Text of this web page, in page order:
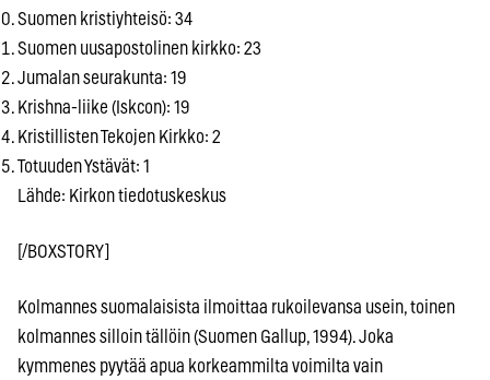
Suomen kristiyhteisö: 34
Suomen uusapostolinen kirkko: 23
Jumalan seurakunta: 19
Krishna-liike (Iskcon): 19
Kristillisten Tekojen Kirkko: 2
Totuuden Ystävät: 1
Lähde: Kirkon tiedotuskeskus
[/BOXSTORY]
Kolmannes suomalaisista ilmoittaa rukoilevansa usein, toinen
kolmannes silloin tällöin (Suomen Gallup, 1994). Joka
kymmenes pyytää apua korkeammilta voimilta vain